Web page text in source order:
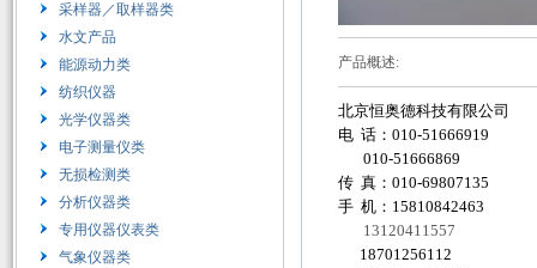
采样器／取样器类
水文产品
能源动力类
纺织仪器
光学仪器类
电子测量仪类
无损检测类
分析仪器类
专用仪器仪表类
气象仪器类
产品概述:
北京恒奥德科技有限公司
电 话：010-51666919
010-51666869
传 真：010-69807135
手 机：15810842463
13120411557
18701256112